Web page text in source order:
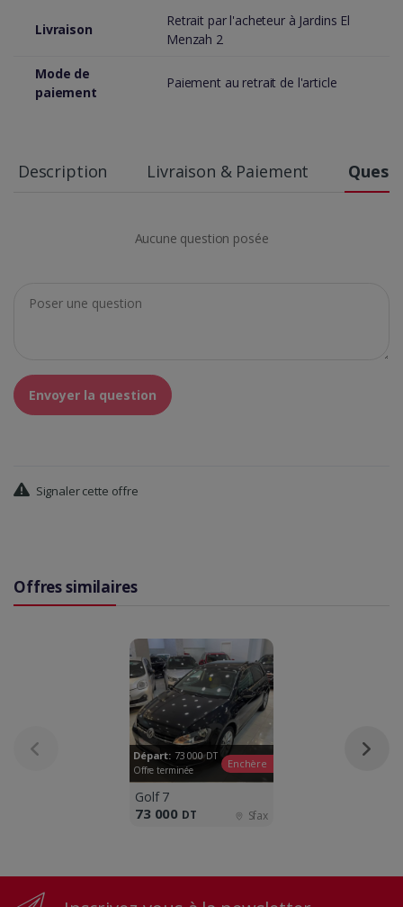
Livraison
Retrait par l'acheteur à Jardins El
Menzah 2
Mode de
paiement
Paiement au retrait de l'article
Description Livraison & Paiement
Aucune question posée
Envoyer la question
Signaler cette offre
Offres similaires
Départ: 73 000DT
Offre terminée
Enchère
Golf 7
73 000 DT Sfax